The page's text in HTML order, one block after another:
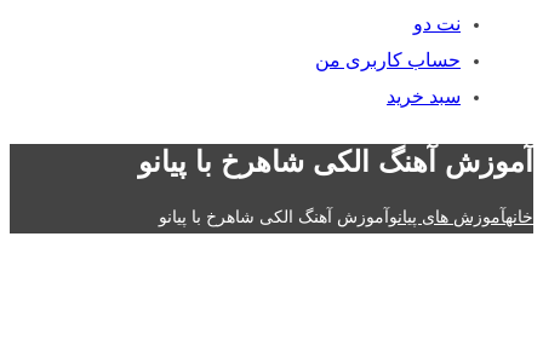
نت دو
حساب کاربری من
سبد خرید
آموزش آهنگ الکی شاهرخ با پیانو
خانهآموزش های پیانوآموزش آهنگ الکی شاهرخ با پیانو